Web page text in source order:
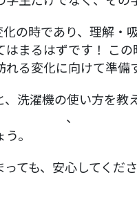
の時であり、理解
まるはずです！ こ
る変化に向けて準備
洗濯機の使い方を
、
。
ても、安心してく